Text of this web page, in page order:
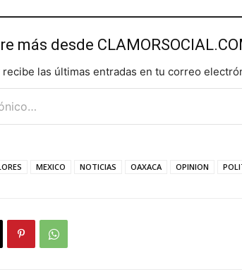
más desde
las últimas entradas en tu correo
MEXICO NOTICIAS OAXACA OPINION